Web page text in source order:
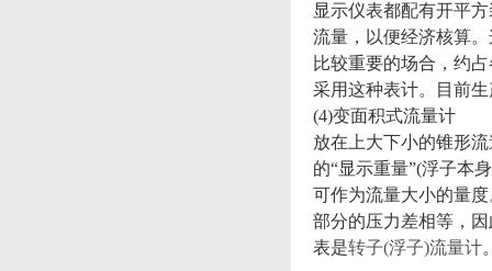
显示仪表都配有开平
流量，以便经济核算
比较重要的场合，约
采用这种表计。目前
(4)变面积式流量计
放在上大下小的锥形
的“显示重量”(浮子本
可作为流量大小的量
部分的压力差相等，
表是转子(浮子)流量计